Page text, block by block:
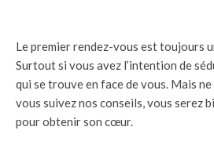
Le premier rendez-vous est toujours
Surtout si vous avez l’intention de
qui se trouve en face de vous. Mais
vous suivez nos conseils, vous serez
pour obtenir son cœur.